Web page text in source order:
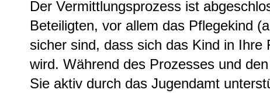
Der Vermittlungsprozess ist
Beteiligten, vor allem das Pflegekind
sicher sind, dass sich das Kind in Ihre
wird. Während des Prozesses und
Sie aktiv durch das Jugendamt